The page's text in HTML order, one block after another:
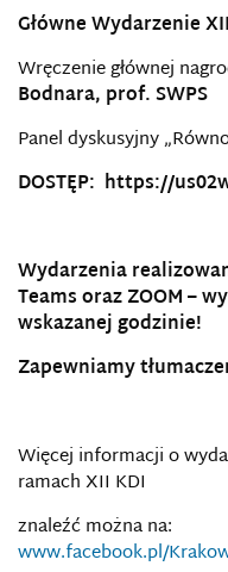
Główne Wydarzenie
Wręczenie głównej
Bodnara, prof. SWPS
Panel dyskusyjny
DOSTĘP: https://
Wydarzenia
Teams oraz ZOOM –
wskazanej godzinie!
Zapewniamy
Więcej informacji o
ramach XII KDI
znaleźć można na:
www.facebook.pl/